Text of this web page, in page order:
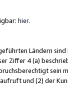
hier.
Ländern
Ziffer 4 (a)
sein
und (2) der